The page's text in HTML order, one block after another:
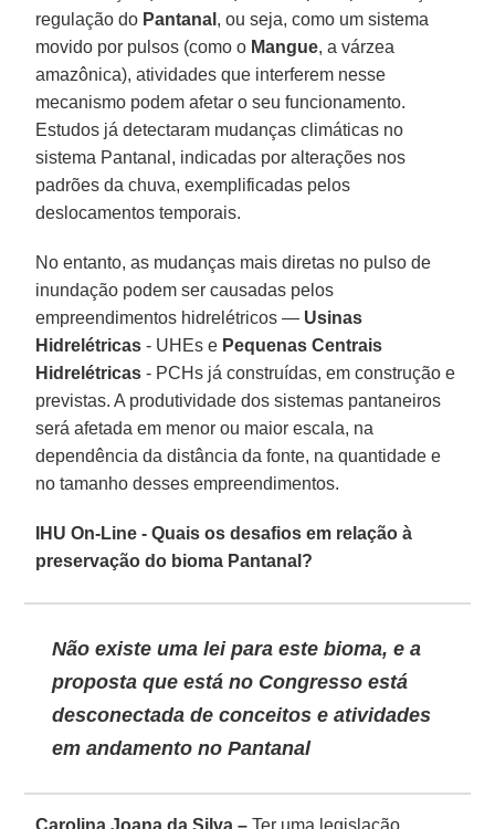
regulação do Pantanal , ou seja, como um sistema
movido por pulsos (como o Mangue, a várzea
amazônica), atividades que interferem nesse
mecanismo podem afetar o seu funcionamento.
Estudos já detectaram mudanças climáticas no
sistema Pantanal, indicadas por alterações nos
padrões da chuva, exemplificadas pelos
deslocamentos temporais.
No entanto, as mudanças mais diretas no pulso de
inundação podem ser causadas pelos
empreendimentos hidrelétricos — Usinas
Hidrelétricas - UHEs e Pequenas Centrais
Hidrelétricas - PCHs já construídas, em construção e
previstas. A produtividade dos sistemas pantaneiros
será afetada em menor ou maior escala, na
dependência da distância da fonte, na quantidade e
no tamanho desses empreendimentos.
IHU On-Line - Quais os desafios em relação à
preservação do bioma Pantanal?
Não existe uma lei para este bioma, e a
proposta que está no Congresso está
desconectada de conceitos e atividades
em andamento no Pantanal
Carolina Joana da Silva – Ter uma legislação